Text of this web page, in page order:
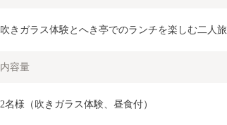
吹きガラス体験とへき亭でのランチを楽しむ二人旅
内容量
2名様（吹きガラス体験、昼食付）